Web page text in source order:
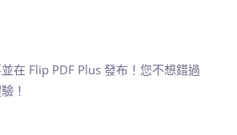
在 Flip PDF Plus 發布！您不想錯過
！